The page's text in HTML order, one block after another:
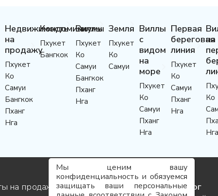
Недвижимость
на
продажу
Пхукет
Ко
Самуи
Бангкок
Пханг
Нга
Кондоминиумы
Пхукет
Бангкок
Виллы
Пхукет
Ко
Самуи
Бангкок
Пханг
Нга
Земля
Пхукет
Ко
Самуи
Виллы
с
видом
на
море
Пхукет
Ко
Самуи
Пханг
Нга
Первая
береговая
линия
Пхукет
Ко
Самуи
Пханг
Нга
на
Ко
на продажу
Услуги
Блог
Мы ценим вашу
конфиденциальность и обязуемся
защищать ваши персональные